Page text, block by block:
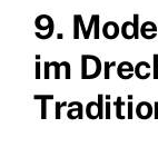
9.
im